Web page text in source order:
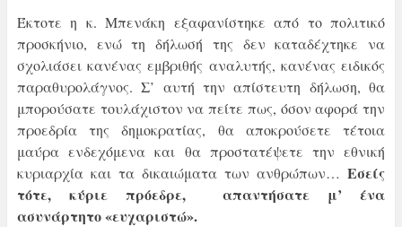
Έκτοτε η κ. Μπενάκη εξαφανίστηκε από το πολιτικό
προσκήνιο, ενώ τη δήλωσή της δεν καταδέχτηκε να
σχολιάσει κανένας εμβριθής αναλυτής, κανένας ειδικός
παραθυρολάγνος. Σ’ αυτή την απίστευτη δήλωση, θα
μπορούσατε τουλάχιστον να πείτε πως, όσον αφορά την
προεδρία της δημοκρατίας, θα αποκρούσετε τέτοια
μαύρα ενδεχόμενα και θα προστατέψετε την εθνική
κυριαρχία και τα δικαιώματα των ανθρώπων…Εσείς
τότε, κύριε πρόεδρε, απαντήσατε μ’ ένα
ασυνάρτητο «ευχαριστώ».